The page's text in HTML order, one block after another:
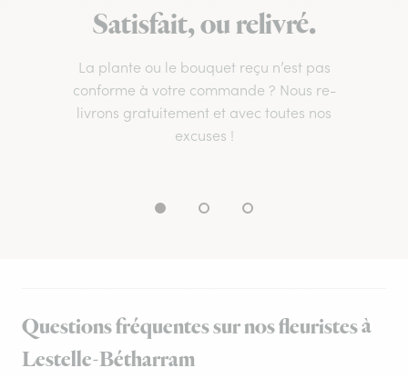
Satisfait, ou relivré.
La plante ou le bouquet reçu n’est pas
conforme à votre commande ? Nous re-
livrons gratuitement et avec toutes nos
excuses !
Questions fréquentes sur nos fleuristes à
Lestelle-Bétharram